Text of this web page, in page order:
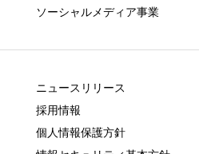
ソーシャルメディア事業
ニュースリリース
採用情報
個人情報保護方針